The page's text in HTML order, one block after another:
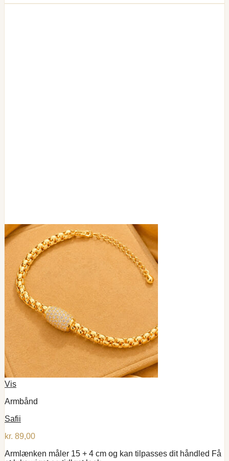
Vis
Armbånd
Safii
kr. 89,00
Armlænken måler 15 + 4 cm og kan tilpasses dit håndled Få